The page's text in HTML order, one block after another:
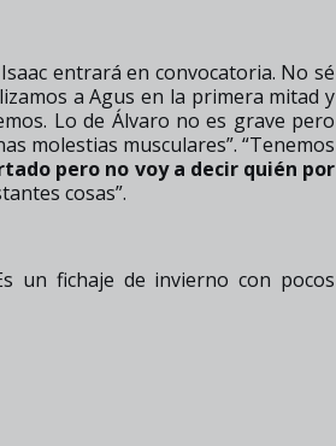
entrará en convocatoria. No sé
a Agus en la primera mitad y
Lo de Álvaro no es grave pero
molestias musculares”. “Tenemos
pero no voy a decir quién por
cosas”.
un fichaje de invierno con pocos